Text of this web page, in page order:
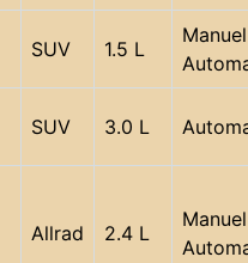
SUV 1.5 L
SUV 3.0 L
Allrad 2.4 L